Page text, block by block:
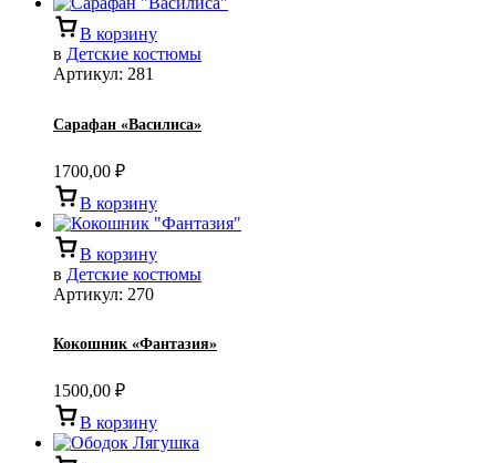
В корзину
в Детские костюмы
Артикул: 281
Сарафан «Василиса»
1700,00 ₽
В корзину
В корзину
в Детские костюмы
Артикул: 270
Кокошник «Фантазия»
1500,00 ₽
В корзину